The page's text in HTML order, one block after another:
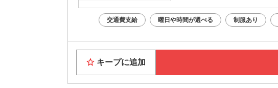
交通費支給 曜日や時間が選べる 制服あり
キープに追加